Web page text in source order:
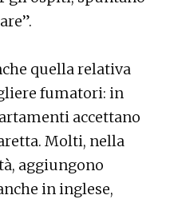
quella relativa
fumatori: in
accettano
Molti, nella
aggiungono
in inglese,